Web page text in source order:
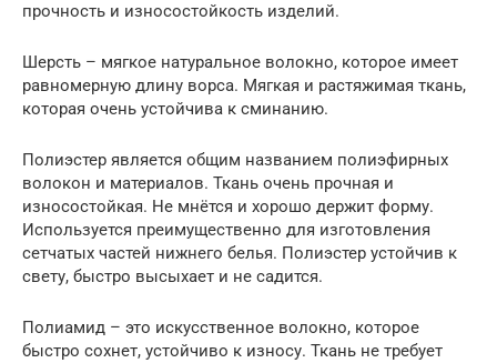
прочность и износостойкость изделий.
Шерсть – мягкое натуральное волокно, которое имеет
равномерную длину ворса. Мягкая и растяжимая ткань,
которая очень устойчива к сминанию.
Полиэстер является общим названием полиэфирных
волокон и материалов. Ткань очень прочная и
износостойкая. Не мнётся и хорошо держит форму.
Используется преимущественно для изготовления
сетчатых частей нижнего белья. Полиэстер устойчив к
свету, быстро высыхает и не садится.
Полиамид – это искусственное волокно, которое
быстро сохнет, устойчиво к износу. Ткань не требует